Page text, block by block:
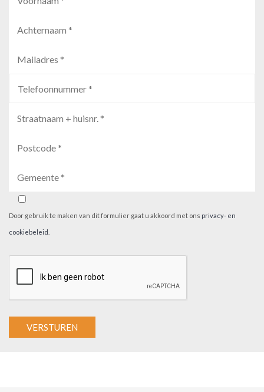
Door gebruik te maken van dit formulier gaat u akkoord met ons privacy- en
cookiebeleid